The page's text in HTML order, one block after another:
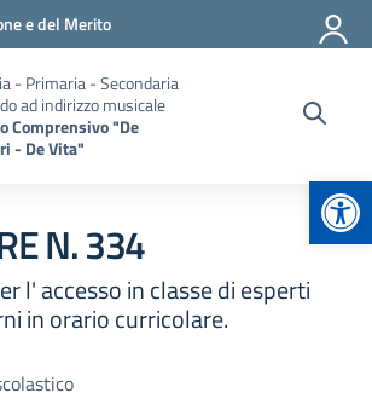
e del Merito
- Primaria - Secondaria
ad indirizzo musicale
Comprensivo "De
- De Vita"
N. 334
l' accesso in classe di esperti
in orario curricolare.